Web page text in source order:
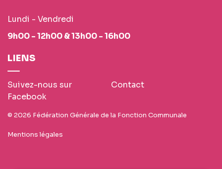
Lundi - Vendredi
9h00 - 12h00 & 13h00 - 16h00
LIENS
Suivez-nous sur
Facebook
Contact
© 2026 Fédération Générale de la Fonction Communale
Mentions légales